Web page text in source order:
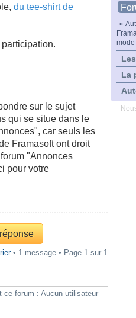
»
La
du tee-shirt de
sur le sujet
qui se situe dans le
car seuls les
Framasoft ont droit
"Annonces
pour votre
• 1 message • Page 1 sur 1
ce forum : Aucun utilisateur